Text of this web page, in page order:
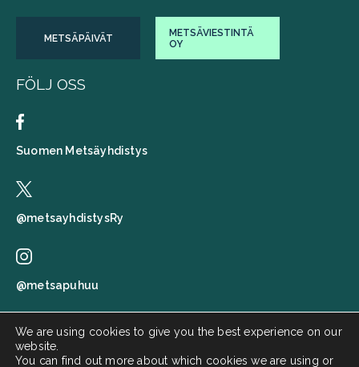
METSÄPÄIVÄT
METSÄVIESTINTÄ
OY
FÖLJ OSS
Suomen Metsäyhdistys
@metsayhdistysRy
@metsapuhuu
Suomen metsäyhdistys
We are using cookies to give you the best experience on our
website.
You can find out more about which cookies we are using or